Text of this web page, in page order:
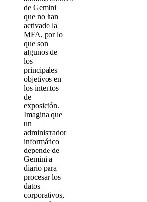
de Gemini
que no han
activado la
MFA, por lo
que son
algunos de
los
principales
objetivos en
los intentos
de
exposición.
Imagina que
un
administrador
informático
depende de
Gemini a
diario para
procesar los
datos
corporativos,